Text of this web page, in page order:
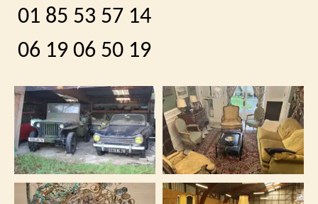
01 85 53 57 14
06 19 06 50 19